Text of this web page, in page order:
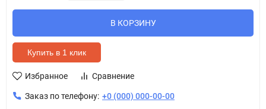
В КОРЗИНУ
Купить в 1 клик
Избранное Сравнение
Заказ по телефону: +0 (000) 000-00-00